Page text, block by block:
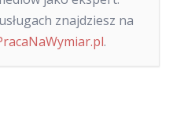
znajdziesz na
.